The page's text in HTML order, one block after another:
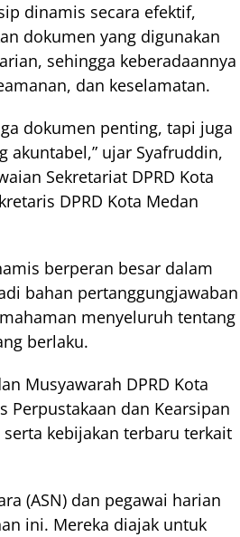
dinamis secara efektif,
dokumen yang digunakan
sehingga keberadaannya
dan keselamatan.
dokumen penting, tapi juga
ujar Syafruddin,
Sekretariat DPRD Kota
DPRD Kota Medan
berperan besar dalam
bahan pertanggungjawaban
menyeluruh tentang
berlaku.
Musyawarah DPRD Kota
dan Kearsipan
kebijakan terbaru terkait
(ASN) dan pegawai harian
ini. Mereka diajak untuk